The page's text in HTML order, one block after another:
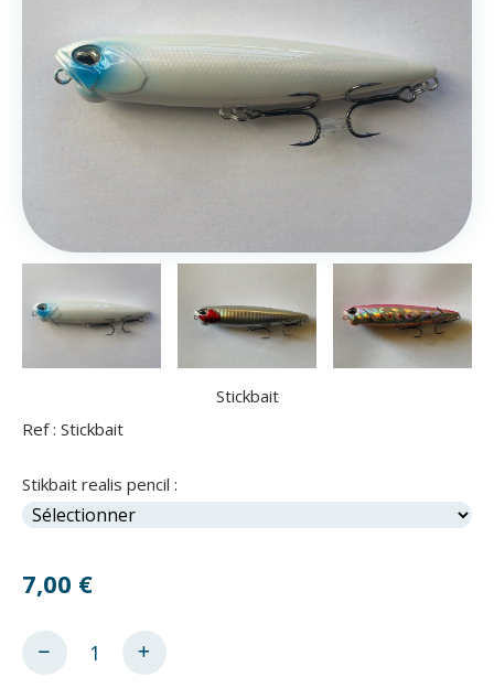
Stickbait
Ref : Stickbait
Stikbait realis pencil :
7,00 €